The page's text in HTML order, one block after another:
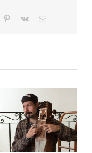
Pinterest
Vk Email